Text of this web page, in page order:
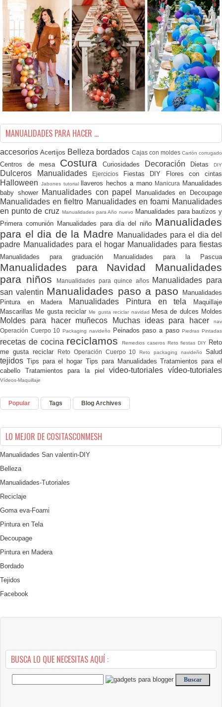
MANUALIDADES PARA HACER ...
accesoriosAcertijos Belleza bordados Cajas con moldes Cartón corrugado
Centros de mesa CosturaCuriosidades Decoración DietasDIY
Dulceros Manualidades Ejercicios Fiestas DIY Flores con cintas
Halloween Jabones tutorial llaveros hechos a mano Manicura
Manualidades
baby shower Manualidades con papel Manualidades en Decoupage
Manualidades en fieltro Manualidades en foami Manualidades
en punto de cruz Manualidades para Año nuevo
Manualidades para bautizos y
Primera comunión Manualidades para día del niño Manualidades
para el dia de la Madre Manualidades para el dia del
padre Manualidades para el hogar Manualidades para fiestas
Manualidades para graduación Manualidades para la Pascua
Manualidades para Navidad Manualidades
para niños
Manualidades para quince años
Manualidades para
san valentin Manualidades paso a paso
Manualidades
Pintura en Madera
Manualidades Pintura en tela
Maquillaje
Mascarillas Me gusta reciclarMe gusta reciclar navidad Mesa de dulces Moldes
Moldes para hacer muñecos Muchas ideas para hacer nav
Operación Cuerpo 10Packaging navideño Peinados paso a pasoPiedras Pintadas
recetas de cocina reciclamosRemedios caseros Reto fiestas DIY
Reto
me gusta reciclar
Reto Operación Cuerpo 10Reto packaging navideñoSalud
tejidos Tips para el hogarTips para ManualidadesTratamientos para el
cabello Tratamientos para la pielvideo-tutorialesvídeo-tutoriales
Vídeos-Maquillaje
Popular Tags Blog Archives
LO MEJOR DE COSITASCONMESH
Manualidades San valentin-DIY
Belleza
Manualidades-Tutoriales
Reciclaje
Goma eva-Foami
Pintura en Tela
Decoupage
Pintura en Madera
Bordado
Tejidos
Facebook
BUSCA LO QUE NECESITAS AQUÍ :